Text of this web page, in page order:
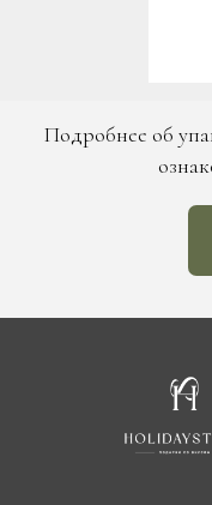
Подробнее об